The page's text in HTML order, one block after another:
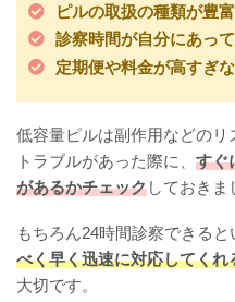
ピルの取扱の種類が豊
診察時間が自分にあっ
定期便や料金が高すぎ
低容量ピルは副作用などの
トラブルがあった際に、 すぐ
があるかチェックしておきま
もちろん24時間診察できると
べく早く迅速に対応してくれ
大切です。